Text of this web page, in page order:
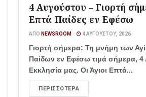
4 Αυγούστου – Γιορτή
Επτά Παίδες εν Εφέσω
ΑΠΌ NEWSROOM 4 ΑΥΓΟΎΣΤΟΥ, 2026
Γιορτή σήμερα: Τη μνήμη των
Παίδων εν Εφέσω τιμά σήμερα, 4
Εκκλησία μας. Οι Άγιοι Επτά...
ΠΕΡΙΣΣΌΤΕΡΑ